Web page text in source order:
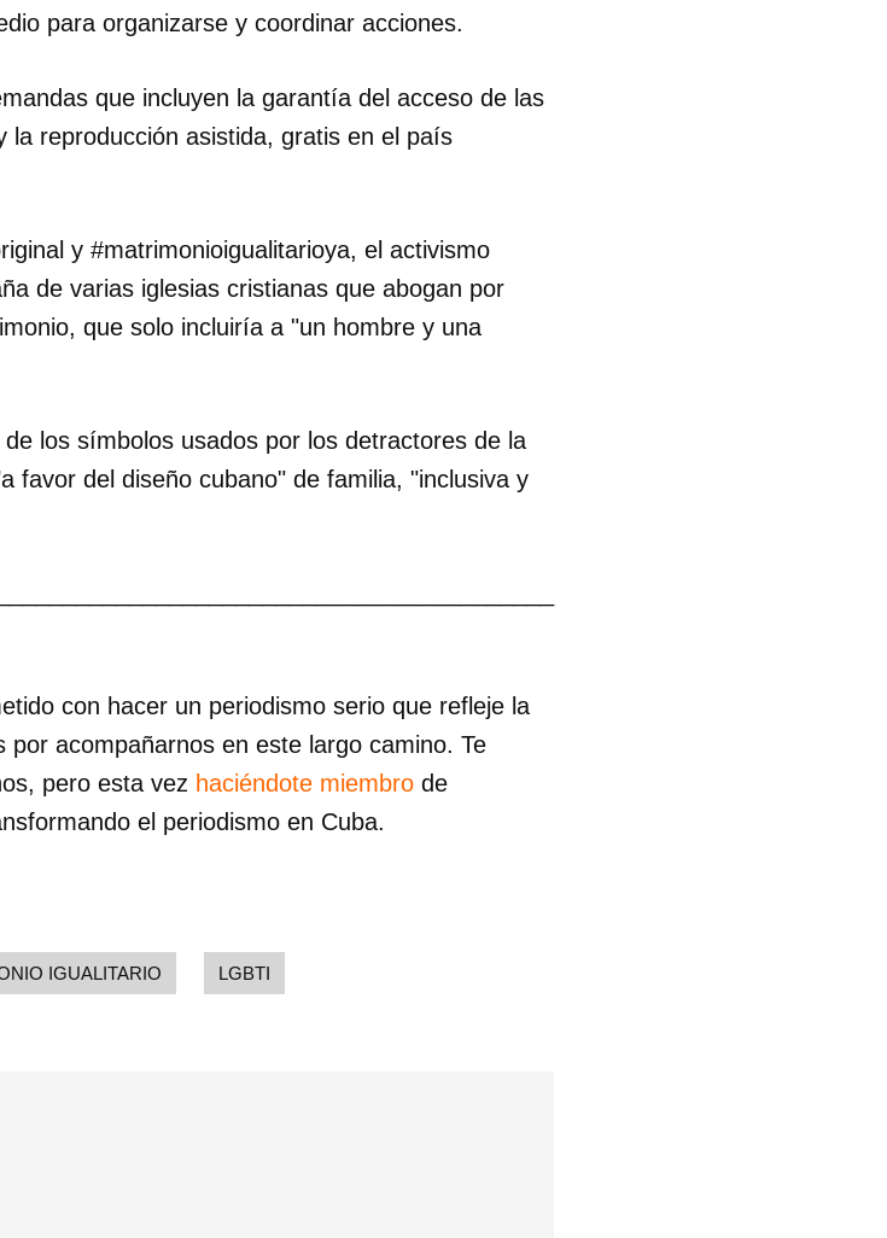
para organizarse y coordinar acciones.
que incluyen la garantía del acceso de las
la reproducción asistida, gratis en el país
y #matrimonioigualitarioya, el activismo
de varias iglesias cristianas que abogan por
que solo incluiría a "un hombre y una
los símbolos usados por los detractores de la
favor del diseño cubano" de familia, "inclusiva y
con hacer un periodismo serio que refleje la
acompañarnos en este largo camino. Te
pero esta vez haciéndote miembro de
el periodismo en Cuba.
IGUALITARIO LGBTI